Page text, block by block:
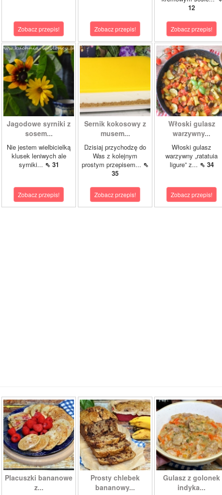
Zobacz przepis! Zobacz przepis!
12
Zobacz przepis!
Jagodowe syrniki z
sosem...
Nie jestem wielbicielką
klusek leniwych ale
syrniki... ⇖ 31
Zobacz przepis!
Sernik kokosowy z
musem...
Dzisiaj przychodzę do
Was z kolejnym
prostym przepisem... ⇖
35
Zobacz przepis!
Włoski gulasz
warzywny...
Włoski gulasz
warzywny „ratatuia
ligure” z... ⇖ 34
Zobacz przepis!
Placuszki bananowe
z...
Prosty chlebek
bananowy...
Gulasz z golonek
indyka...